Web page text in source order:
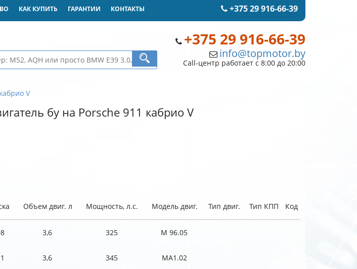
+375 29 916-66-39
КАК КУПИТЬ ГАРАНТИИ КОНТАКТЫ
+375 29 916-66-39
info@topmotor.by
Call-центр работает с 8:00 до 20:00
V
бу на Porsche 911 кабрио V
Объем двиг. л Мощность, л.с. Модель двиг. Тип двиг. Тип КПП Код
3,6 325 M 96.05
3,6 345 MA1.02